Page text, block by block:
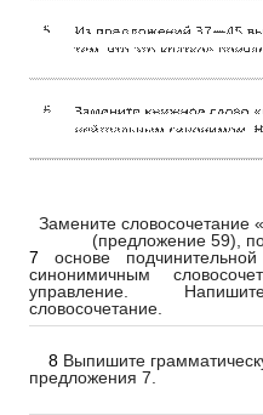
Замените словосочетание
(предложение 59),
7 основе
синонимичным
управление.
словосочетание.
8 Выпишите
предложения 7.